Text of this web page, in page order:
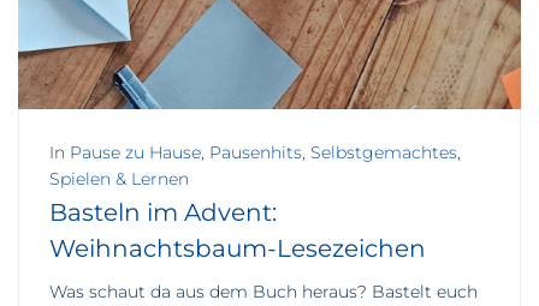
In Pause zu Hause, Pausenhits, Selbstgemachtes,
Spielen & Lernen
Basteln im Advent:
Weihnachtsbaum-Lesezeichen
Was schaut da aus dem Buch heraus? Bastelt euch